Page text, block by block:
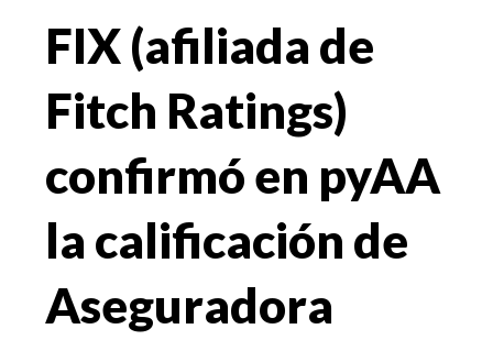
FIX (afiliada de
Fitch Ratings)
confirmó en pyAA
la calificación de
Aseguradora